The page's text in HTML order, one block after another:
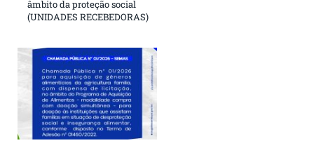
âmbito da proteção social
(UNIDADES RECEBEDORAS)